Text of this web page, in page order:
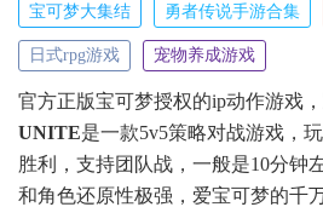
宝可梦大集结 勇者传说手游合集
日式rpg游戏 宠物养成游戏
官方正版宝可梦授权的ip动作游戏，
UNITE是一款5v5策略对战游戏，
胜利，支持团队战，一般是10分钟
和角色还原性极强，爱宝可梦的千